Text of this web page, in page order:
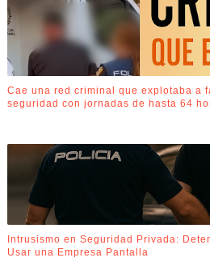
Cae una red criminal que explotaba a
seguridad con jornadas de hasta 64
Intrusismo en Seguridad Privada:
Usar una Empresa Pantalla